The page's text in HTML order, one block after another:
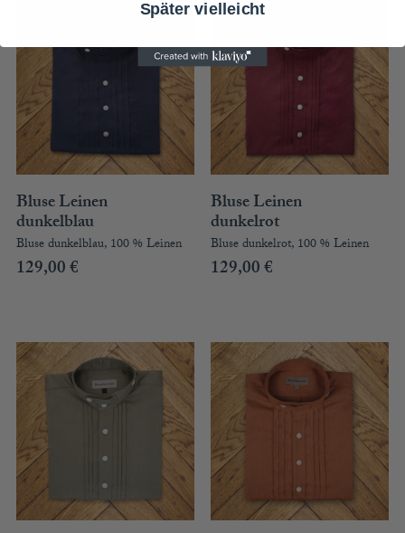
Bluse Leinen
dunkelblau
Bluse dunkelblau, 100 % Leinen
129,00€
Bluse Leinen
dunkelrot
Bluse dunkelrot, 100 % Leinen
129,00€
Später vielleicht